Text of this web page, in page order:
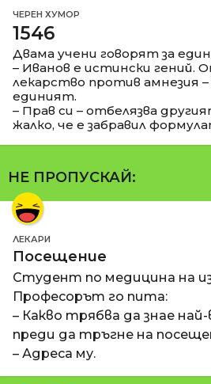
ЧЕРЕН ХУМОР
1546
Двама учени говорят за един
– Иванов е истински гений.
лекарство против амнезия –
единият.
– Прав си – отбелязва
жалко, че е забравил
НЕ ПРОПУСКАЙ:
ЛЕКАРИ
Посещение
Студент по медицина на
Професорът го пита:
– Какво трябва да знае
преди да тръгне на
– Адреса му.